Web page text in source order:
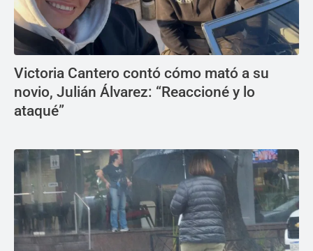
Victoria Cantero contó cómo mató a su
novio, Julián Álvarez: “Reaccioné y lo
ataqué”